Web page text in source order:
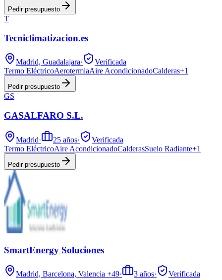
Pedir presupuesto
T
Tecniclimatizacion.es
Madrid, Guadalajara·
Verificada
Termo EléctricoAerotermiaAire AcondicionadoCalderas+1
Pedir presupuesto
GS
GASALFARO S.L.
Madrid· 25 años·
Verificada
Termo EléctricoAire AcondicionadoCalderasSuelo Radiante+1
Pedir presupuesto
SmartEnergy Soluciones
Madrid, Barcelona, Valencia +49· 3 años·
Verificada